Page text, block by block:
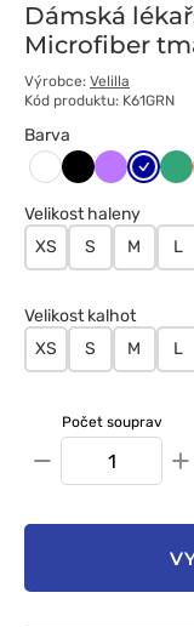
Dámská
Microfiber
Výrobce: Velilla
Kód produktu: K61GRN
Barva
Biały CzarnyFioletowy
Velikost haleny
XS
S M L
Velikost kalhot
XS
S M L
Počet souprav
− +